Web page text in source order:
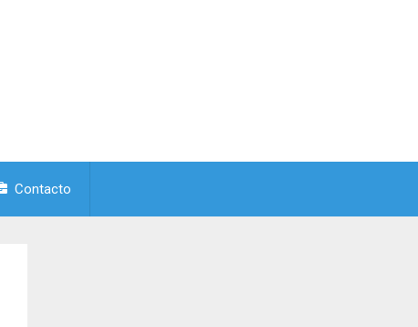
Contacto